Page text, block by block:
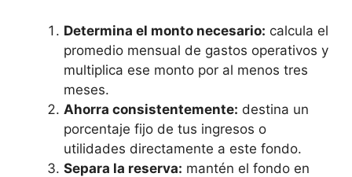
Determina el monto necesario: calcula el
promedio mensual de gastos operativos y
multiplica ese monto por al menos tres
meses.
Ahorra consistentemente: destina un
porcentaje fijo de tus ingresos o
utilidades directamente a este fondo.
Separa la reserva: mantén el fondo en